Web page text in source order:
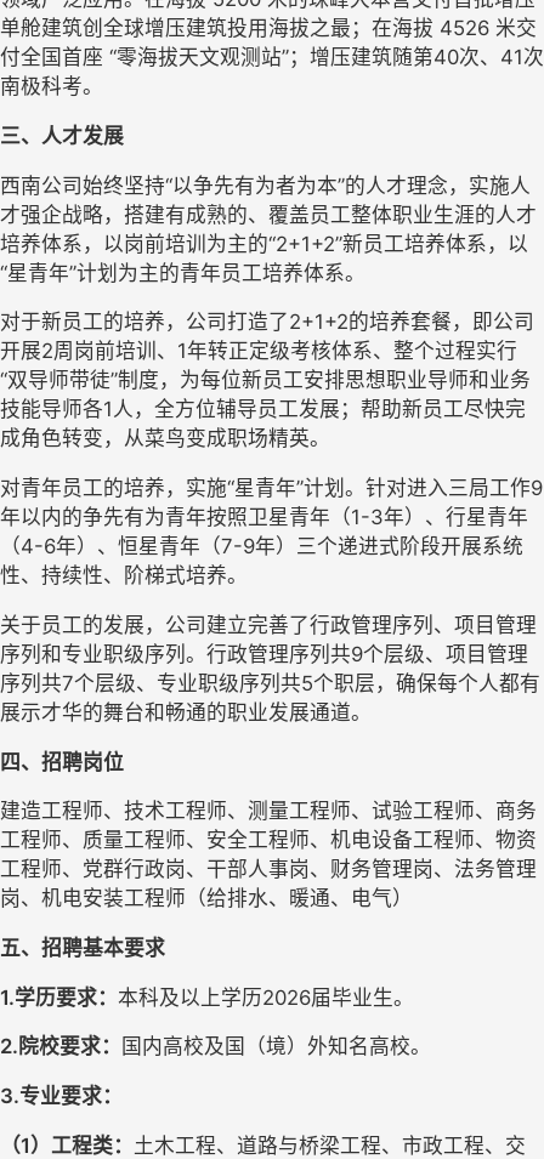
单舱建筑创全球增压建筑投用海拔之最；在海拔 4526 米交
付全国首座 “零海拔天文观测站”；增压建筑随第40次、41次
南极科考。
三、人才发展
西南公司始终坚持“以争先有为者为本”的人才理念，实施人
才强企战略，搭建有成熟的、覆盖员工整体职业生涯的人才
培养体系，以岗前培训为主的“2+1+2”新员工培养体系，以
“星青年”计划为主的青年员工培养体系。
对于新员工的培养 ， 公司打造了2+1+2的培养套餐，即公司
开展2周岗前培训 、 1年转正定级考核体系、 整个过程实行
“双导师带徒”制度，为每位新员工安排思想职业导师和业务
技能导师各1人，全方位辅导员工发展； 帮助新员工尽快完
成角色转变，从菜鸟变成职场精英。
对青年员工的培养，实施“星青年”计划。针对进入三局工作9
年以内的争先有为青年按照卫星青年（1-3年）、行星青年
（4-6年）、恒星青年（7-9年）三个递进式阶段开展系统
性、持续性、阶梯式培养。
关于员工的发展， 公司建立完善了行政管理序列、项目管理
序列和专业职级序列。行政管理序列共9个层级、项目管理
序列共7个层级、专业职级序列共5个职层，确保每个人都有
展示才华的舞台和畅通的职业发展通道。
四、招聘岗位
建造工程师、技术工程师、测量工程师、试验工程师、商务
工程师、质量工程师、安全工程师、机电设备工程师、物资
工程师、党群行政岗、干部人事岗、财务管理岗、法务管理
岗、机电安装工程师（给排水、暖通、电气）
五、招聘基本要求
1.学历要求： 本科及以上学历2026届毕业生。
2.院校要求： 国内高校及国（境）外知名高校。
3.专业要求：
（1） 工程类： 土木工程、 道路与桥梁工程、市政工程、交